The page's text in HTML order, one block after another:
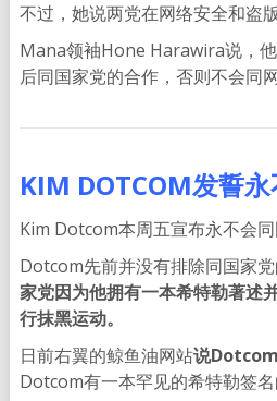
不过，她说两党在网络安全和盗
Mana领袖Hone Harawira说，
后同国家党的合作，否则不会同
KIM DOTCOM发誓永
Kim Dotcom本周五宣布永不会同
Dotcom先前并没有排除同国家
家党因为他拥有一本希特勒著述
行抹黑运动。
日前右翼的鲸鱼油网站说Dotcom
Dotcom有一本罕见的希特勒签名